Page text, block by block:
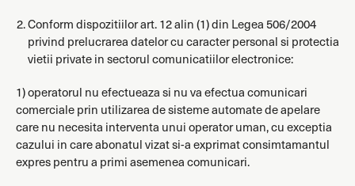
Conform dispozitiilor art. 12 alin (1) din Legea 506/2004
privind prelucrarea datelor cu caracter personal si protectia
vietii private in sectorul comunicatiilor electronice:
1) operatorul nu efectueaza si nu va efectua comunicari
comerciale prin utilizarea de sisteme automate de apelare
care nu necesita interventa unui operator uman, cu exceptia
cazului in care abonatul vizat si-a exprimat consimtamantul
expres pentru a primi asemenea comunicari.